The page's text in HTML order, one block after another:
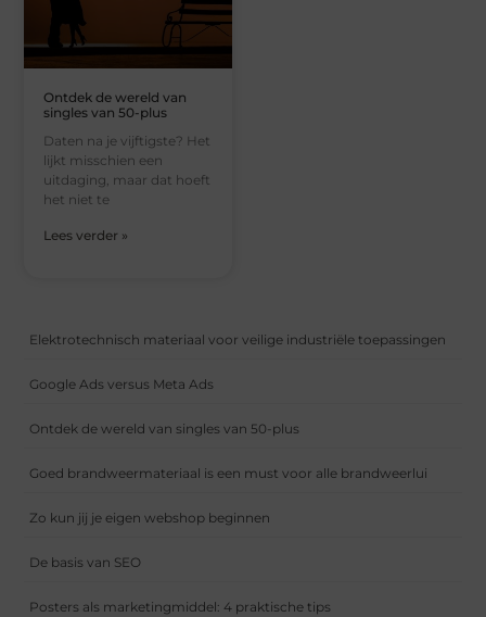
Ontdek de wereld van
singles van 50-plus
Daten na je vijftigste? Het
lijkt misschien een
uitdaging, maar dat hoeft
het niet te
Lees verder »
Elektrotechnisch materiaal voor veilige industriële toepassingen
Google Ads versus Meta Ads
Ontdek de wereld van singles van 50-plus
Goed brandweermateriaal is een must voor alle brandweerlui
Zo kun jij je eigen webshop beginnen
De basis van SEO
Posters als marketingmiddel: 4 praktische tips